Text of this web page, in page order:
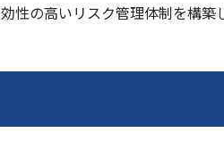
の高いリスク管理体制を構築